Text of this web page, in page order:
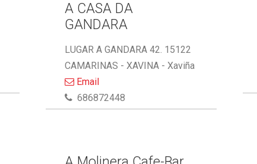
A CASA DA
GANDARA
LUGAR A GANDARA 42. 15122
CAMARINAS - XAVINA - Xaviña
Email
686872448